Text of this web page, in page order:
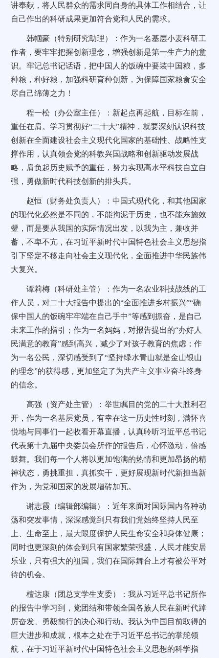
讲奉献，将人民群众的需求同自身的具体工作相结合，让
自己作出的科研成果更加符合党和人民的需求。
韩帼豪（特别研究助理）：作为一名基层小麦科研工
作者，要牢牢把握创新理念，增强创新是第一生产力的意
识。牢记总书记话语，把中国人的饭碗中要装中国粮，多
种粮，种好粮，加强科研育种创新，为保障国家粮食安全
尽自己绵薄之力！
程一松（办公室主任）：新起点再起航，目标在前，
重任在肩。学习贯彻好“二十大”精神，就要深刻认识科技
创新在全面建设社会主义现代化国家的基础性、战略性支
撑作用，认真领会党的科教兴国战略和创新驱动发展战
略，肩负起历史赋予的重任，努力实现高水平科技自立自
强，勇做新时代科技创新的排头兵。
赵恒（财务处负责人）：中国式现代化，和其他国家
的现代化必然是不同的，不能拘泥于历史，也不能东施效
颦，而是要从我国的实际情况出发，以我为主，兼收并
蓄，不卑不亢，在习近平新时代中国特色社会主义思想指
引下坚定不移走向社会主义现代化，全面推进中华民族伟
大复兴。
谭莉梅（科研处主管）：作为一名农业科技战线的工
作人员，对二十大报告中提出的“全面推进乡村振兴”“确
保中国人的饭碗牢牢端在自己手中”等感到振奋，是自己
未来工作的指引；作为一名妈妈，对报告提出的“办好人
民满意的教育”感到高兴，减少了对孩子教育的焦虑；作
为一名公民，深切感受到了“坚持绿水青山就是金山银山
的理念”的获得感，更加坚定了为共产主义事业奋斗终身
的信念。
高强（资产处主管）：举世瞩目的党的二十大胜利召
开，作为一名基层党员，有幸在这一历史性时刻，满怀喜
悦地与同事们一起收看开幕直播，认真聆听习近平总书记
代表第十九届中央委员会所作的报告后，心怀激动，倍感
鼓舞。我们每一个人将以更加饱满的热情和更加昂扬的精
神状态，勇挑重担，真抓实干，更好展现新时代新担当新
作为，为党和国家的发展增砖加瓦。
谢志霞（编辑部编辑）：近年来面对国际国内各种动
荡和突发事情，深深感觉到只有我们党始终坚持人民至
上、生命至上，最大限度保护人民生命安全和身体健康；
同时也更深刻的体会到只有国家繁荣强盛，人民才能安居
乐业，只有强大的祖国，我们在国际舞台上才有被公平对
待的机会。
檀达康（团总支学生支委）：我从习近平总书记所作
的报告中学习到，党团结和带领全国各族人民在新时代踔
厉奋发、勇毅前行的决心和行动。我认为中国目前取得的
巨大进步和成就，根本之处在于习近平总书记的掌舵领
航，在于习近平新时代中国特色社会主义思想的科学指